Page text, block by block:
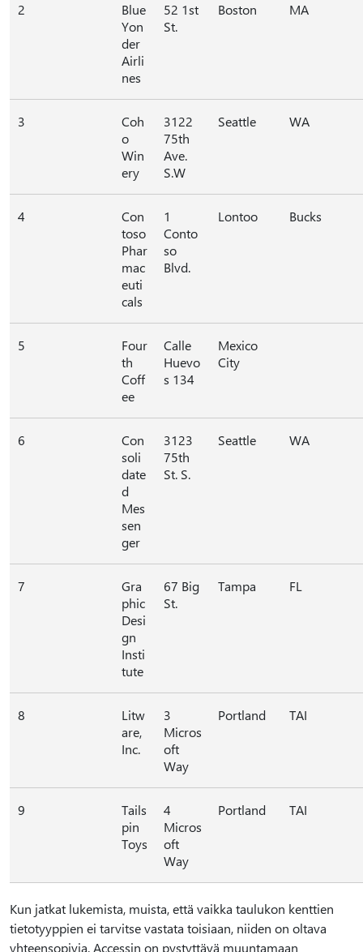
2
Blue
Yon
der
Airli
nes
52 1st
St.
Boston MA
3
Coh
o
Win
ery
3122
75th
Ave.
S.W
Seattle WA
4
Con
toso
Phar
mac
euti
cals
1
Conto
so
Blvd.
Lontoo Bucks
5
Four
th
Coff
ee
Calle
Huevo
s 134
Mexico
City
6
Con
soli
date
d
Mes
sen
ger
3123
75th
St. S.
Seattle WA
7
Gra
phic
Desi
gn
Insti
tute
67 Big
St.
Tampa FL
8
Litw
are,
Inc.
3
Micros
oft
Way
Portland TAI
9
Tails
pin
Toys
4
Micros
oft
Way
Portland TAI
Kun jatkat lukemista, muista, että vaikka taulukon kenttien
tietotyyppien ei tarvitse vastata toisiaan, niiden on oltava
yhteensopivia. Accessin on pystyttävä muuntamaan